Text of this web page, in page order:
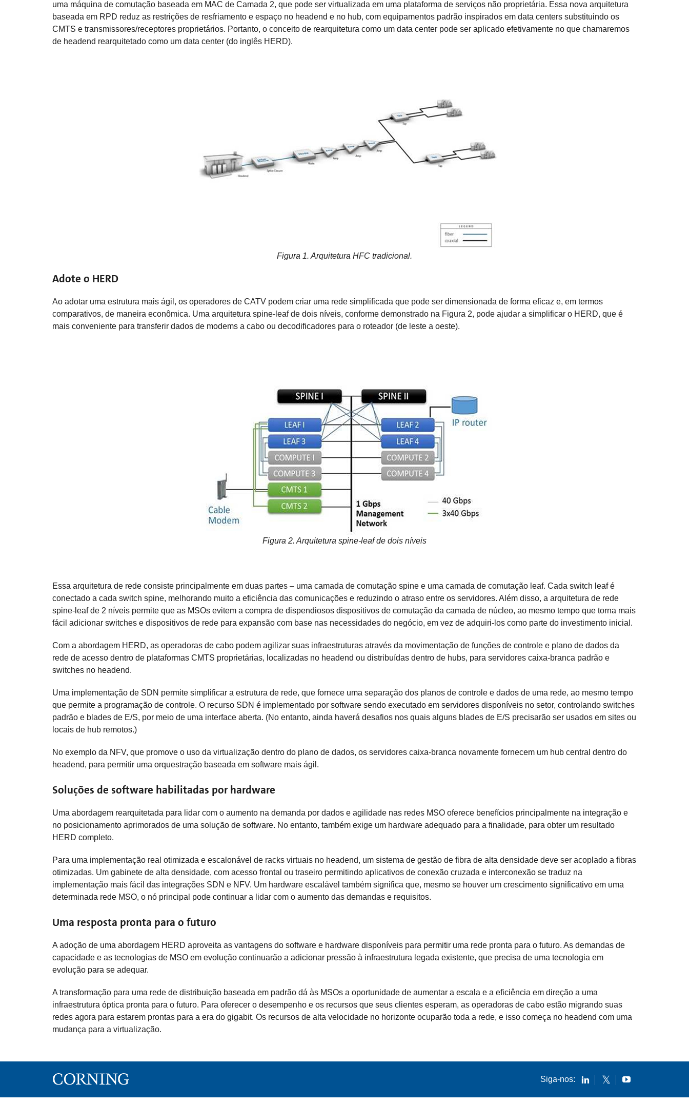
uma máquina de comutação baseada em MAC de Camada 2, que pode ser virtualizada em uma plataforma de serviços não proprietária. Essa nova arquitetura
baseada em RPD reduz as restrições de resfriamento e espaço no headend e no hub, com equipamentos padrão inspirados em data centers substituindo os
CMTS e transmissores/receptores proprietários. Portanto, o conceito de rearquitetura como um data center pode ser aplicado efetivamente no que chamaremos
de headend rearquitetado como um data center (do inglês HERD).
Figura 1. Arquitetura HFC tradicional.
Adote o HERD
Ao adotar uma estrutura mais ágil, os operadores de CATV podem criar uma rede simplificada que pode ser dimensionada de forma eficaz e, em termos
comparativos, de maneira econômica. Uma arquitetura spine-leaf de dois níveis, conforme demonstrado na Figura 2, pode ajudar a simplificar o HERD, que é
mais conveniente para transferir dados de modems a cabo ou decodificadores para o roteador (de leste a oeste).
Figura 2. Arquitetura spine-leaf de dois níveis
Essa arquitetura de rede consiste principalmente em duas partes – uma camada de comutação spine e uma camada de comutação leaf. Cada switch leaf é
conectado a cada switch spine, melhorando muito a eficiência das comunicações e reduzindo o atraso entre os servidores. Além disso, a arquitetura de rede
spine-leaf de 2 níveis permite que as MSOs evitem a compra de dispendiosos dispositivos de comutação da camada de núcleo, ao mesmo tempo que torna mais
fácil adicionar switches e dispositivos de rede para expansão com base nas necessidades do negócio, em vez de adquiri-los como parte do investimento inicial.
Com a abordagem HERD, as operadoras de cabo podem agilizar suas infraestruturas através da movimentação de funções de controle e plano de dados da
rede de acesso dentro de plataformas CMTS proprietárias, localizadas no headend ou distribuídas dentro de hubs, para servidores caixa-branca padrão e
switches no headend.
Uma implementação de SDN permite simplificar a estrutura de rede, que fornece uma separação dos planos de controle e dados de uma rede, ao mesmo tempo
que permite a programação de controle. O recurso SDN é implementado por software sendo executado em servidores disponíveis no setor, controlando switches
padrão e blades de E/S, por meio de uma interface aberta. (No entanto, ainda haverá desafios nos quais alguns blades de E/S precisarão ser usados em sites ou
locais de hub remotos.)
No exemplo da NFV, que promove o uso da virtualização dentro do plano de dados, os servidores caixa-branca novamente fornecem um hub central dentro do
headend, para permitir uma orquestração baseada em software mais ágil.
Soluções de software habilitadas por hardware
Uma abordagem rearquitetada para lidar com o aumento na demanda por dados e agilidade nas redes MSO oferece benefícios principalmente na integração e
no posicionamento aprimorados de uma solução de software. No entanto, também exige um hardware adequado para a finalidade, para obter um resultado
HERD completo.
Para uma implementação real otimizada e escalonável de racks virtuais no headend, um sistema de gestão de fibra de alta densidade deve ser acoplado a fibras
otimizadas. Um gabinete de alta densidade, com acesso frontal ou traseiro permitindo aplicativos de conexão cruzada e interconexão se traduz na
implementação mais fácil das integrações SDN e NFV. Um hardware escalável também significa que, mesmo se houver um crescimento significativo em uma
determinada rede MSO, o nó principal pode continuar a lidar com o aumento das demandas e requisitos.
Uma resposta pronta para o futuro
A adoção de uma abordagem HERD aproveita as vantagens do software e hardware disponíveis para permitir uma rede pronta para o futuro. As demandas de
capacidade e as tecnologias de MSO em evolução continuarão a adicionar pressão à infraestrutura legada existente, que precisa de uma tecnologia em
evolução para se adequar.
A transformação para uma rede de distribuição baseada em padrão dá às MSOs a oportunidade de aumentar a escala e a eficiência em direção a uma
infraestrutura óptica pronta para o futuro. Para oferecer o desempenho e os recursos que seus clientes esperam, as operadoras de cabo estão migrando suas
redes agora para estarem prontas para a era do gigabit. Os recursos de alta velocidade no horizonte ocuparão toda a rede, e isso começa no headend com uma
mudança para a virtualização.
Siga-nos: